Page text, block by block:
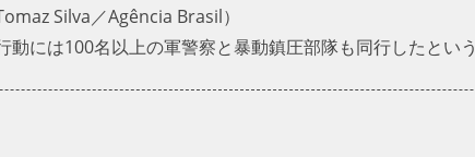
Silva／Agência Brasil）
動には100名以上の軍警察と暴動鎮圧部隊も同行したという